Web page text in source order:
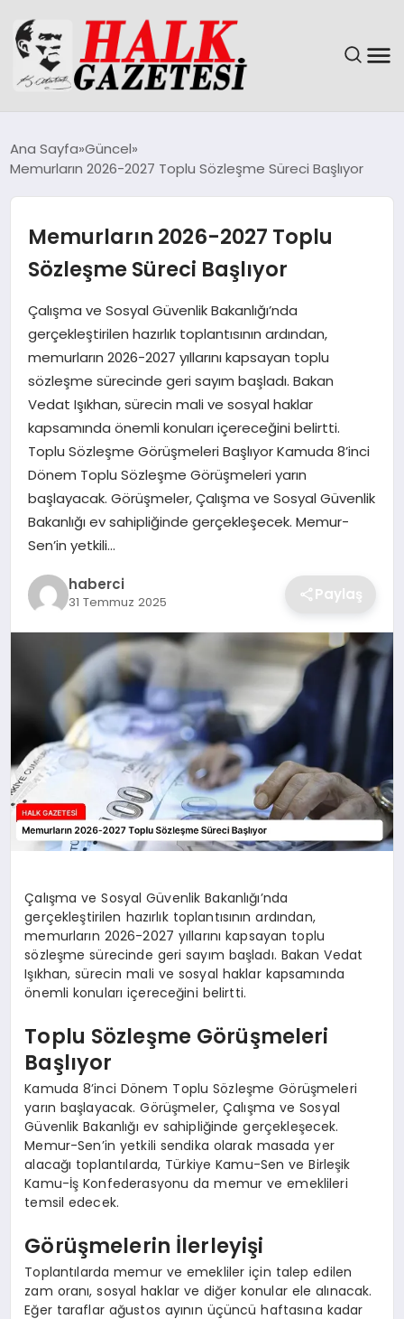
EĞITIM
EKONOMI
MAGAZIN
SPOR
TEKNOLOJI
Ana Sayfa Güncel
Memurların 2026-2027 Toplu Sözleşme Süreci Başlıyor
Memurların 2026-2027 Toplu
Sözleşme Süreci Başlıyor
Çalışma ve Sosyal Güvenlik Bakanlığı’nda
gerçekleştirilen hazırlık toplantısının ardından,
memurların 2026-2027 yıllarını kapsayan toplu
sözleşme sürecinde geri sayım başladı. Bakan
Vedat Işıkhan, sürecin mali ve sosyal haklar
kapsamında önemli konuları içereceğini belirtti.
Toplu Sözleşme Görüşmeleri Başlıyor Kamuda 8’inci
Dönem Toplu Sözleşme Görüşmeleri yarın
başlayacak. Görüşmeler, Çalışma ve Sosyal Güvenlik
Bakanlığı ev sahipliğinde gerçekleşecek. Memur-
Sen’in yetkili…
haberci
31 Temmuz 2025 Paylaş
Çalışma ve Sosyal Güvenlik Bakanlığı’nda
gerçekleştirilen hazırlık toplantısının ardından,
memurların 2026-2027 yıllarını kapsayan toplu
sözleşme sürecinde geri sayım başladı. Bakan Vedat
Işıkhan, sürecin mali ve sosyal haklar kapsamında
önemli konuları içereceğini belirtti.
Toplu Sözleşme Görüşmeleri
Başlıyor
Kamuda 8’inci Dönem Toplu Sözleşme Görüşmeleri
yarın başlayacak. Görüşmeler, Çalışma ve Sosyal
Güvenlik Bakanlığı ev sahipliğinde gerçekleşecek.
Memur-Sen’in yetkili sendika olarak masada yer
alacağı toplantılarda, Türkiye Kamu-Sen ve Birleşik
Kamu-İş Konfederasyonu da memur ve emeklileri
temsil edecek.
Görüşmelerin İlerleyişi
Toplantılarda memur ve emekliler için talep edilen
zam oranı, sosyal haklar ve diğer konular ele alınacak.
Eğer taraflar ağustos ayının üçüncü haftasına kadar